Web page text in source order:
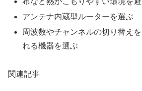
アンテナ内蔵型ルーターを選ぶ
周波数やチャンネルの切り替え
れる機器を選ぶ
関連記事